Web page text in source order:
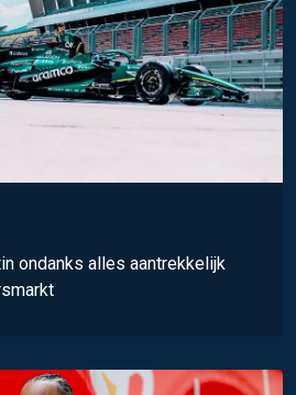
ondanks alles aantrekkelijk